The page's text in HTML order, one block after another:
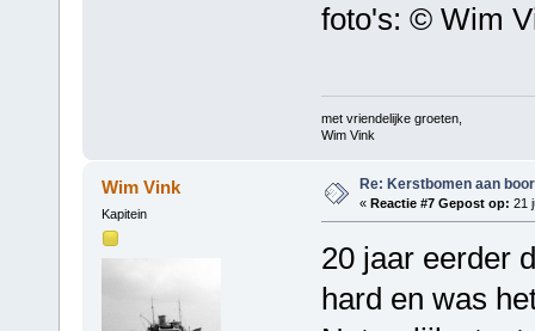
foto's: © Wim
met vriendelijke groeten,
Wim Vink
Wim Vink
Kapitein
Re: Kerstbomen aan
« Reactie #7 Gepost op: 21
20 jaar eerder
hard en was